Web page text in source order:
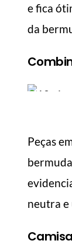
e fica
da
Peças
neutra e
6